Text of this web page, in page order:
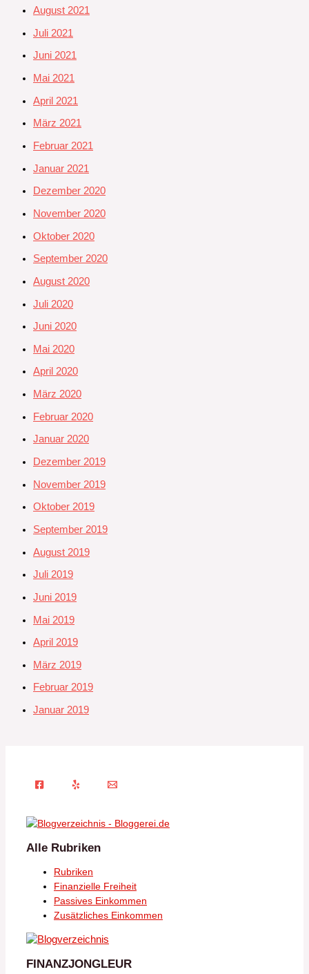
August 2021
Juli 2021
Juni 2021
Mai 2021
April 2021
März 2021
Februar 2021
Januar 2021
Dezember 2020
November 2020
Oktober 2020
September 2020
August 2020
Juli 2020
Juni 2020
Mai 2020
April 2020
März 2020
Februar 2020
Januar 2020
Dezember 2019
November 2019
Oktober 2019
September 2019
August 2019
Juli 2019
Juni 2019
Mai 2019
April 2019
März 2019
Februar 2019
Januar 2019
Alle Rubriken
Rubriken
Finanzielle Freiheit
Passives Einkommen
Zusätzliches Einkommen
FINANZJONGLEUR